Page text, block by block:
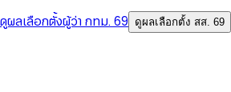
ดูผลเลือกตั้งผู้ว่า กทม. 69
ดูผลเลือกตั้ง สส. 69